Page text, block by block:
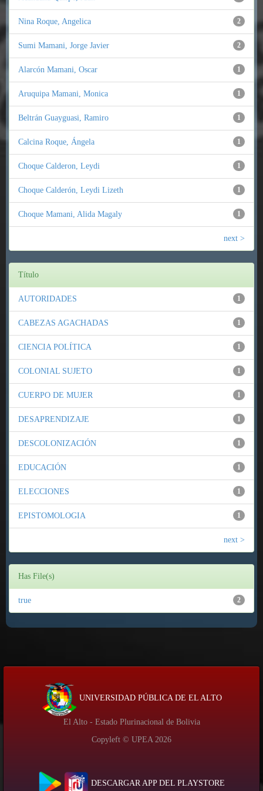
2
Nina Roque, Angelica
2
Sumi Mamani, Jorge Javier
1
Alarcón Mamani, Oscar
1
Aruquipa Mamani, Monica
1
Beltrán Guayguasi, Ramiro
1
Calcina Roque, Ángela
1
Choque Calderon, Leydi
1
Choque Calderón, Leydi Lizeth
1
Choque Mamani, Alida Magaly
next >
Título
1
AUTORIDADES
1
CABEZAS AGACHADAS
1
CIENCIA POLÍTICA
1
COLONIAL SUJETO
1
CUERPO DE MUJER
1
DESAPRENDIZAJE
1
DESCOLONIZACIÓN
1
EDUCACIÓN
1
ELECCIONES
1
EPISTOMOLOGIA
next >
Has File(s)
2
true
UNIVERSIDAD PÚBLICA DE EL ALTO
El Alto - Estado Plurinacional de Bolivia
Copyleft © UPEA 2026
DESCARGAR APP DEL PLAYSTORE